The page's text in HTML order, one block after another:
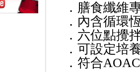
．膳食纖維
．內含循環
．六位點攪
．可設定培
．符合